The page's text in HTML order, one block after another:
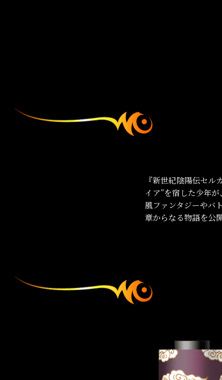
『新世紀陰陽伝セ
イア”を宿した少年
風ファンタジーやバ
章からなる物語を公